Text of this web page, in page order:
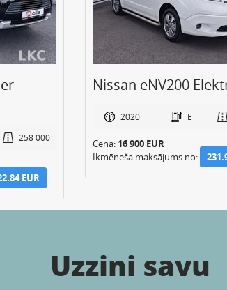
258 000
EUR
Nissan eNV200
2020 E
Cena: 16 900 EUR
Ikmēneša maksājums no:
Uzzini savu